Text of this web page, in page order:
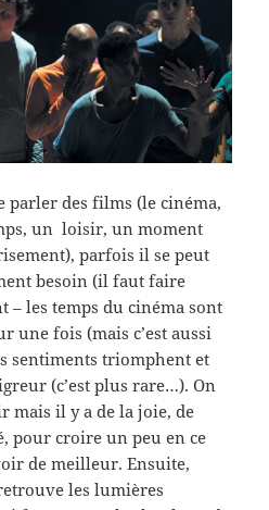
parler des films (le cinéma,
un loisir, un moment
parfois il se peut
besoin (il faut faire
– les temps du cinéma sont
une fois (mais c’est aussi
sentiments triomphent et
(c’est plus rare…). On
mais il y a de la joie, de
pour croire un peu en ce
de meilleur. Ensuite,
les lumières